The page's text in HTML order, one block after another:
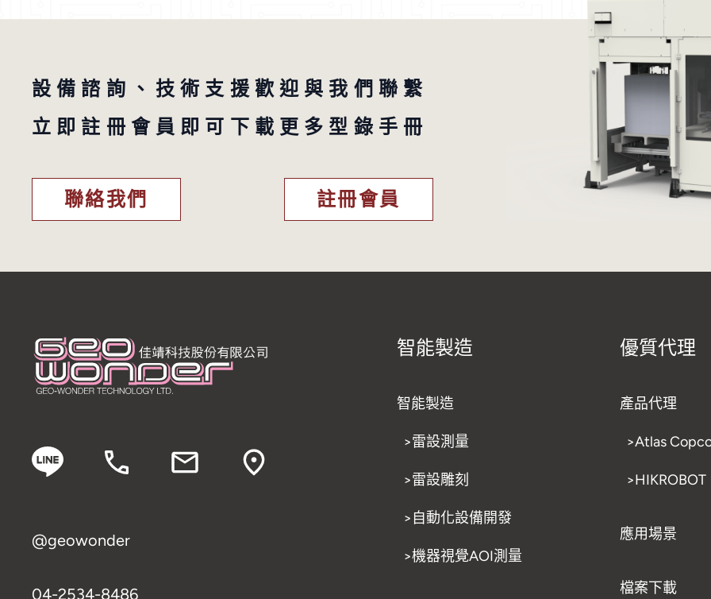
設備諮詢、技術支援歡迎與我們聯繫
立即註冊會員即可下載更多型錄手冊
聯絡我們 註冊會員
@geowonder
04-2534-8486
智能製造
智能製造
>雷設測量
>雷設雕刻
>自動化設備開發
>機器視覺AOI測量
優質代理
產品代理
>Atlas
>HIKROBOT
應用場景
檔案下載